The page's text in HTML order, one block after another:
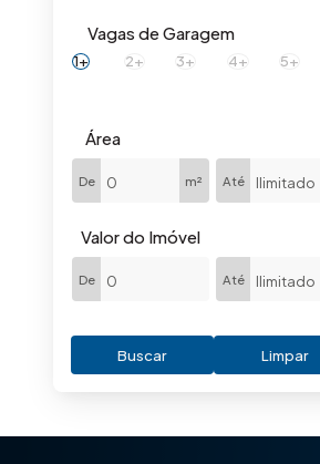
Vagas de Garagem
1+ 2+ 3+ 4+ 5+
Área
De m² Até
Valor do Imóvel
De Até
Buscar Limpar